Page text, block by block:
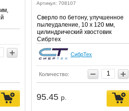
Артикул: 708107
Сверло по бетону, улучшенное
пылеудаление, 10 х 120 мм,
цилиндрический хвостовик
Сибртех
СибрТех
Количество:
95.45 р.